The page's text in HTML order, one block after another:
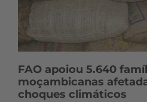
FAO apoiou 5.640
moçambicanas
choques climáticos